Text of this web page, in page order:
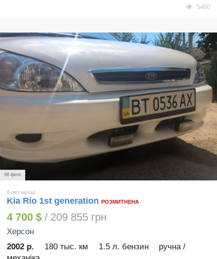
5460
68 фото
8 лет назад
Kia Rio 1st generation РОЗМИТНЕНА
4 700 $ / 209 855 грн
Херсон
2002 р.
180 тыс. км 1.5 л. бензин
ручна /